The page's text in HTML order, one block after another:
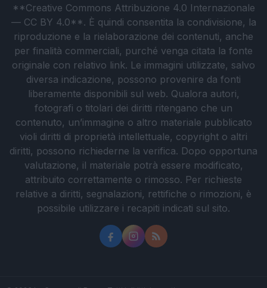
**Creative Commons Attribuzione 4.0 Internazionale
— CC BY 4.0**. È quindi consentita la condivisione, la
riproduzione e la rielaborazione dei contenuti, anche
per finalità commerciali, purché venga citata la fonte
originale con relativo link. Le immagini utilizzate, salvo
diversa indicazione, possono provenire da fonti
liberamente disponibili sul web. Qualora autori,
fotografi o titolari dei diritti ritengano che un
contenuto, un’immagine o altro materiale pubblicato
violi diritti di proprietà intellettuale, copyright o altri
diritti, possono richiederne la verifica. Dopo opportuna
valutazione, il materiale potrà essere modificato,
attribuito correttamente o rimosso. Per richieste
relative a diritti, segnalazioni, rettifiche o rimozioni, è
possibile utilizzare i recapiti indicati sul sito.